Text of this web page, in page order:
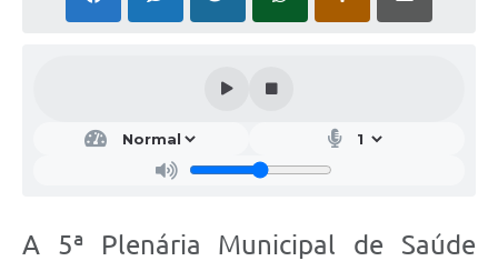
A 5ª Plenária Municipal de Saúde